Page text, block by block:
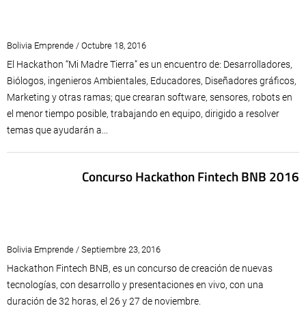
Bolivia Emprende / Octubre 18, 2016
El Hackathon “Mi Madre Tierra” es un encuentro de: Desarrolladores,
Biólogos, ingenieros Ambientales, Educadores, Diseñadores gráficos,
Marketing y otras ramas; que crearan software, sensores, robots en
el menor tiempo posible, trabajando en equipo, dirigido a resolver
temas que ayudarán a...
Concurso Hackathon Fintech BNB 2016
Bolivia Emprende / Septiembre 23, 2016
Hackathon Fintech BNB, es un concurso de creación de nuevas
tecnologías, con desarrollo y presentaciones en vivo, con una
duración de 32 horas, el 26 y 27 de noviembre.